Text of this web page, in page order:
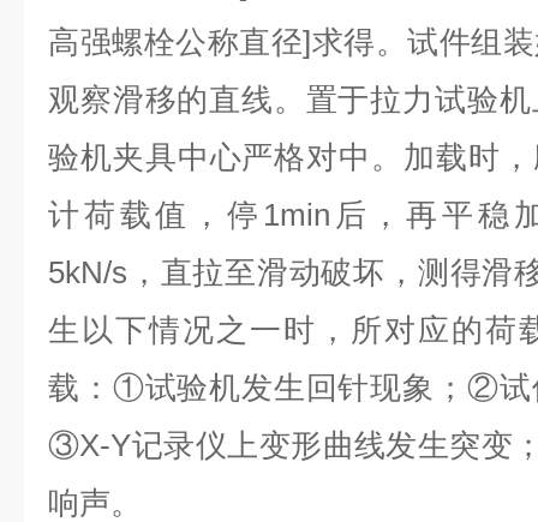
高强螺栓公称直径]求得。试件组
观察滑移的直线。置于拉力试验
验机夹具中心严格对中。加载时
计荷载值，停1min后，再平稳
5kN/s，直拉至滑动破坏，测得滑
生以下情况之一时，所对应的荷
载：①试验机发生回针现象；②试
③X-Y记录仪上变形曲线发生突变
响声。